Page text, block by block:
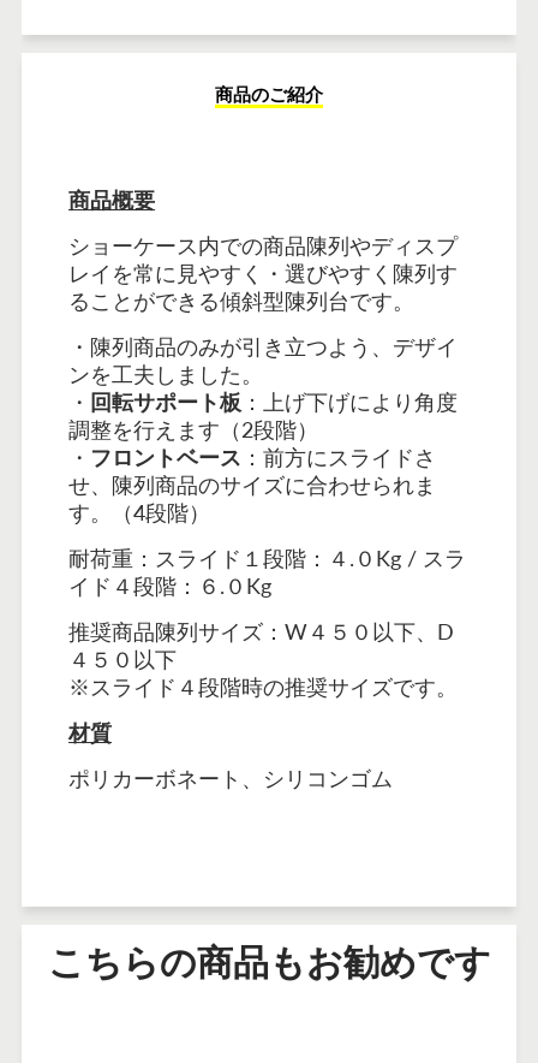
商品のご紹介
商品概要
ショーケース内での商品陳列やディスプ
レイを常に見やすく・選びやすく陳列す
ることができる傾斜型陳列台です。
・陳列商品のみが引き立つよう、デザイ
ンを工夫しました。
・ 回転サポート板 ：上げ下げにより角度
調整を行えます（2段階）
・ フロントベース ：前方にスライドさ
せ、陳列商品のサイズに合わせられま
す。（4段階）
耐荷重：スライド１段階：４.０Kg / スラ
イド４段階：６.０Kg
推奨商品陳列サイズ：W４５０以下、D
４５０以下
※ スライド４段階時の推奨サイズです。
材質
ポリカーボネート、シリコンゴム
こちらの商品もお勧めです